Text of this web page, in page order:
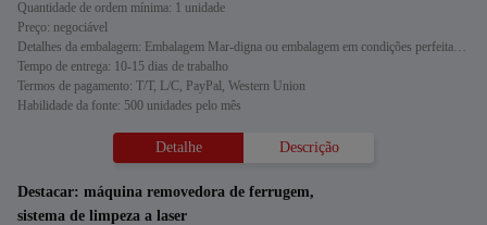
Quantidade de ordem mínima: 1 unidade
Preço: negociável
Detalhes da embalagem: Embalagem Mar-digna ou embalagem em condições perfeitas de navegação
Tempo de entrega: 10-15 dias de trabalho
Termos de pagamento: T/T, L/C, PayPal, Western Union
Habilidade da fonte: 500 unidades pelo mês
Detalhe Descrição
Destacar: máquina removedora de ferrugem,
sistema de limpeza a laser